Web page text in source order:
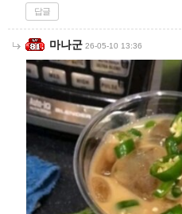
답글
마나군 26-05-10 13:36